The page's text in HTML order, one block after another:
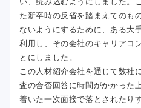
た新卒時の反省を踏まえてのも
ないようにするために、ある大
利用し、その会社のキャリアコ
とにしました。
この人材紹介会社を通じて数社
査の合否回答に時間がかかった
着いた一次面接で落とされたり